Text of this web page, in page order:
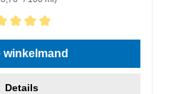
van 5 van 5 sterren
winkelmand
Details